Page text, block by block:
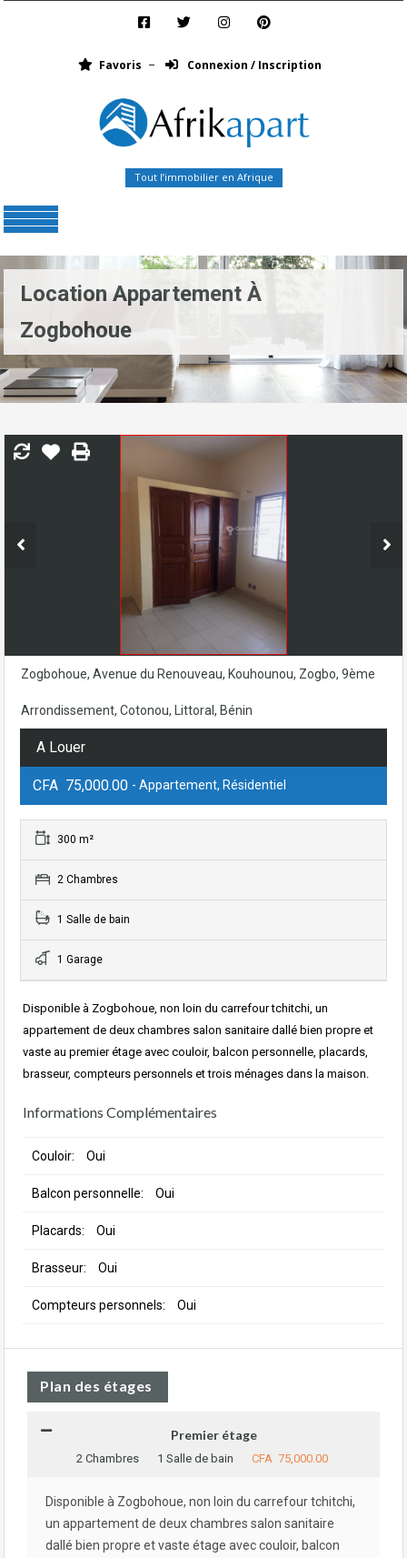
Favoris Connexion / Inscription
Tout l’immobilier en Afrique
Location Appartement À
Zogbohoue
Zogbohoue, Avenue du Renouveau, Kouhounou, Zogbo, 9ème
Arrondissement, Cotonou, Littoral, Bénin
A Louer
CFA 75,000.00 - Appartement, Résidentiel
300 m²
2 Chambres
1 Salle de bain
1 Garage
Disponible à Zogbohoue, non loin du carrefour tchitchi, un
appartement de deux chambres salon sanitaire dallé bien propre et
vaste au premier étage avec couloir, balcon personnelle, placards,
brasseur, compteurs personnels et trois ménages dans la maison.
Informations Complémentaires
Couloir: Oui
Balcon personnelle: Oui
Placards: Oui
Brasseur: Oui
Compteurs personnels: Oui
Plan des étages
Premier étage
2 Chambres 1 Salle de bain CFA 75,000.00
Disponible à Zogbohoue, non loin du carrefour tchitchi,
un appartement de deux chambres salon sanitaire
dallé bien propre et vaste étage avec couloir, balcon